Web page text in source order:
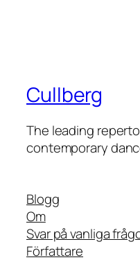
Cullberg
The leading
contemporary
Blogg
Om
Svar på vanliga
Författare